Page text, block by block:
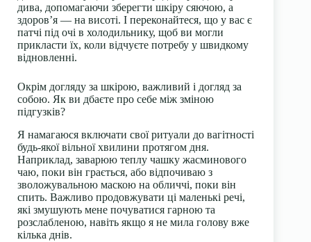
дива, допомагаючи зберегти шкіру сяючою, а
здоров’я — на висоті. І переконайтеся, що у вас є
патчі під очі в холодильнику, щоб ви могли
прикласти їх, коли відчуєте потребу у швидкому
відновленні.
Окрім догляду за шкірою, важливий і догляд за
собою. Як ви дбаєте про себе між зміною
підгузків?
Я намагаюся включати свої ритуали до вагітності
будь-якої вільної хвилини протягом дня.
Наприклад, заварюю теплу чашку жасминового
чаю, поки він грається, або відпочиваю з
зволожувальною маскою на обличчі, поки він
спить. Важливо продовжувати ці маленькі речі,
які змушують мене почуватися гарною та
розслабленою, навіть якщо я не мила голову вже
кілька днів.